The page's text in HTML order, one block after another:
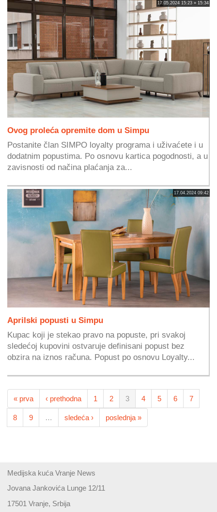
17.05.2024 15:23 » 15:34
Ovog proleća opremite dom u Simpu
Postanite član SIMPO loyalty programa i uživaćete i u
dodatnim popustima. Po osnovu kartica pogodnosti, a u
zavisnosti od načina plaćanja za...
17.04.2024 09:42
Aprilski popusti u Simpu
Kupac koji je stekao pravo na popuste, pri svakoj
sledećoj kupovini ostvaruje definisani popust bez
obzira na iznos računa. Popust po osnovu Loyalty...
« prva ‹ prethodna 1 2 3 4 5 6 7
8 9 … sledeća › poslednja »
Medijska kuća Vranje News
Jovana Jankovića Lunge 12/11
17501 Vranje, Srbija